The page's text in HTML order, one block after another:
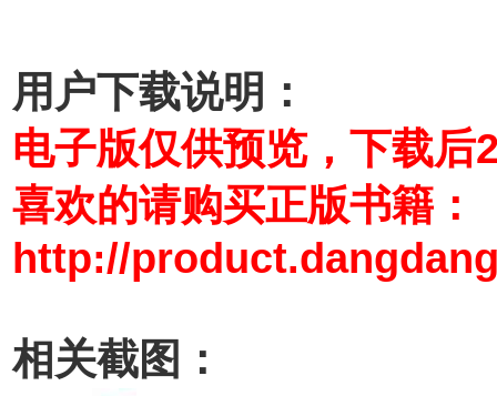
用户下载说明：
电子版仅供预览，下载
喜欢的请购买正版书籍：
http://
相关截图：